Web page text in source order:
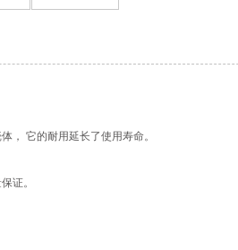
， 它的耐用延长了使用寿命。
证。